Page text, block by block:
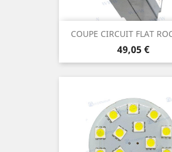
COUPE CIRCUIT FLAT
Prix
49,05 €